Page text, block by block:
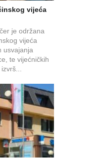
vijeća
je održana
vijeća
usvajanja
te vijećničkih